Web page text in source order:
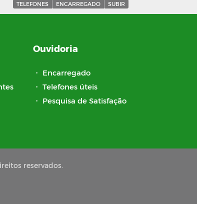
TELEFONES ENCARREGADO SUBIR
Ouvidoria
・ Encarregado
・ Telefones úteis
・ Pesquisa de Satisfação
reservados.